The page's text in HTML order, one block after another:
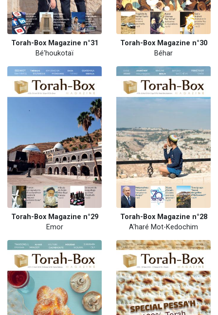
Torah-Box Magazine n°31
Bé'houkotaï
Torah-Box Magazine n°30
Béhar
Torah-Box Magazine n°29
Emor
Torah-Box Magazine n°28
A'haré Mot-Kedochim